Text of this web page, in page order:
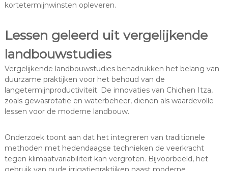
kortetermijnwinsten opleveren.
Lessen geleerd uit vergelijkende
landbouwstudies
Vergelijkende landbouwstudies benadrukken het belang van
duurzame praktijken voor het behoud van de
langetermijnproductiviteit. De innovaties van Chichen Itza,
zoals gewasrotatie en waterbeheer, dienen als waardevolle
lessen voor de moderne landbouw.
Onderzoek toont aan dat het integreren van traditionele
methoden met hedendaagse technieken de veerkracht
tegen klimaatvariabiliteit kan vergroten. Bijvoorbeeld, het